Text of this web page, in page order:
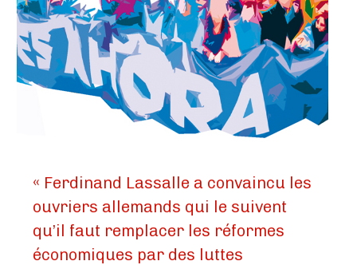
« Ferdinand Lassalle a convaincu les
ouvriers allemands qui le suivent
qu’il faut remplacer les réformes
économiques par des luttes